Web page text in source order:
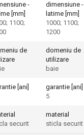
-
[mm]
1100;
dimensiune -
latime [mm]
1000; 1100;
1200
de
domeniu de
utilizare
baie
[ani]
garantie [ani]
5
securit
material
sticla securit